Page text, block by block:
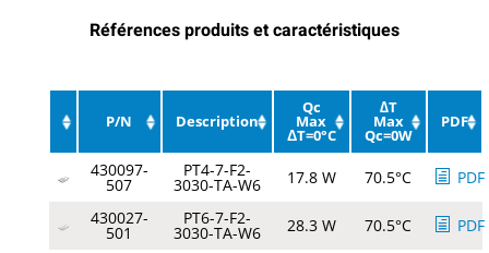
Références produits et caractéristiques
P/N Description
Qc
Max
ΔT=0°C
∆T
Max
Qc=0W
PDF
430097-
507
PT4-7-F2-
3030-TA-W6 17.8 W 70.5°C
PDF
430027-
501
PT6-7-F2-
3030-TA-W6 28.3 W 70.5°C PDF